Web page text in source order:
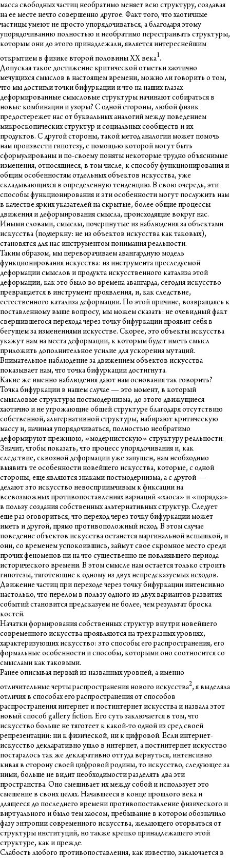
масса свободных частиц необратимо меняет всю структуру, создавая
на ее месте нечто совершенно другое. Факт того, что хаотичные
частицы умеют не просто упорядочиваться, а благодаря этому
упорядочиванию полностью и необратимо перестраивать структуры,
которым они до этого принадлежали, является интереснейшим
открытием в физике второй половины ХХ века1.
Допуская такое достижение критической отметки хаотично
мечущихся смыслов в настоящем времени, можно ли говорить о том,
что мы достигли точки бифуркации и что на наших глазах
деформированные смысловые структуры начинают собираться в
новые комбинации и узоры? С одной стороны, любой физик
предостережет нас от буквальных аналогий между поведением
микроскопических структур и социальных сообществ и их
продуктов. С другой стороны, такой метод аналогии может помочь
нам произвести гипотезу, с помощью которой могут быть
сформулированы и по-своему поняты некоторые трудно объяснимые
изменения, относящиеся, в том числе, к способу функционирования и
общим особенностям отдельных объектов искусства, уже
складывающихся в определенную тенденцию. В свою очередь, эти
способы функционирования и эти особенности могут послужить нам
в качестве ярких указателей на скрытые, более общие процессы
движения и деформирования смысла, происходящие вокруг нас.
Иными словами, смыслы, почерпнутые из наблюдения за объектами
искусства (подчеркну: не из объектов искусства как таковых),
становятся для нас инструментом понимания реальности.
Таким образом, мы переворачиваем авангардную модель
функционирования искусства: из инструмента преследуемой
деформации смыслов и продукта искусственного катализа этой
деформации, как это было во времена авангарда, сегодня искусство
превращается в инструмент проявления, и, как следствие,
естественного катализа деформации. По этой причине, возвращаясь к
поставленному выше вопросу, мы можем сказать: не очевидный факт
свершившегося перехода через точку бифуркации проявит себя в
бегущем за изменениями искусстве. Скорее, это объекты искусства
укажут нам на места деформации, к которым будет иметь смысл
приложить дополнительное усилие для ускорения мутаций.
Внимательное наблюдение за движением объектов искусства
показывает нам, что точка бифуркации достигнута.
Какие же именно наблюдения дают нам основания так говорить?
Точка бифуркации в нашем случае — это момент, в который
смысловые структуры постмодернизма, до этого движущиеся
хаотично и не угрожающие общей структуре благодаря отсутствию
собственной, альтернативной структуры, набирают критическую
массу и, начиная упорядочиваться, полностью необратимо
деформируют прежнюю, «модернистскую» структуру реальности.
Значит, чтобы показать, что процесс упорядочивания и, как
следствие, сквозной деформации уже запущен, нам необходимо
выявить те особенности новейшего искусства, которые, с одной
стороны, еще являются знаками постмодернизма, а с другой —
делают это искусство невосприимчивым к фиксации на
всевозможных противопоставлениях вариаций «хаоса» и «порядка»
в пользу создания собственных альтернативных структур. Следует
еще раз оговориться, что переход через точку бифуркации может
иметь и другой, прямо противоположный исход. В этом случае
поведение объектов искусства останется маргинальной вспышкой, и
они, со временем успокоившись, займут свое скромное место среди
прочих феноменов ни на что существенно не повлиявшего периода
исторического времени. В этом смысле нам остается только строить
гипотезы, тяготеющие к одному из двух непредсказуемых исходов.
Движение частиц при переходе через точку бифуркации интенсивно
настолько, что перелом в пользу одного из двух вариантов развития
событий становится предсказуем не более, чем результат броска
костей.
Начатки формирования собственных структур внутри новейшего
современного искусства проявляются на трех разных уровнях,
характеризующих искусство: это способы его распространения, его
формальные особенности и способы, которыми оно соотносится со
смыслами как таковыми.
Ранее описывая первый из названных уровней, а именно
отличительные черты распространения нового искусства2, я выделяла
отличия в способах его распространения от способов
распространения интернет и постинтернет искусства и назвала этот
новый способ gallery fiction. Его суть заключается в том, что
искусство больше не тяготеет к какой-то одной из сред своей
репрезентации: ни к физической, ни к цифровой. Если интернет-
искусство декларативно ушло в интернет, а постинтернет искусство
постаралось так же декларативно оттуда вернуться, интенсивно
кивая в сторону своей цифровой родины, то искусство, следующее за
ними, больше не видит необходимости разделять два эти
пространства. Оно смешивает их между собой и использует это
смешение в своих целях. Начавшееся в конце прошлого века и
длящееся до последнего времени противопоставление физического и
виртуального и было тем хаосом, пребывание в котором обозначило
фазу энтропии современного искусства, желающего оторваться от
структуры институций, но также крепко принадлежащего этой
структуре, как и прежде.
Слабость любого противопоставления, как известно, заключается в